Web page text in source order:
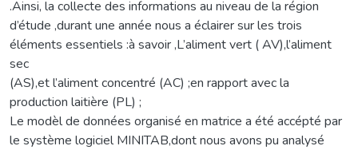
.Ainsi, la collecte des informations au niveau de la région
d’étude ,durant une année nous a éclairer sur les trois
éléments essentiels :à savoir ,L’aliment vert ( AV),l’aliment
sec
(AS),et l’aliment concentré (AC) ;en rapport avec la
production laitière (PL) ;
Le modèl de données organisé en matrice a été accépté par
le système logiciel MINITAB,dont nous avons pu analysé